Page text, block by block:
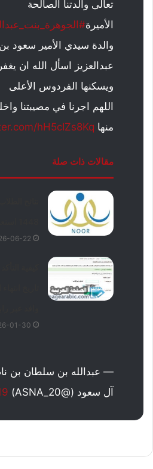
تعالى والدتنا الصالحة
الأميرة
والدة سيدي الأمير سعود
عبدالعزيز اسأل الله ان
ويسكنها الفردوس الأعلى
اللهم اجرنا في مصيبتنا
منها hH5cIZs8Kq
مقالات ذات صلة
06-22
01-30
— عبدالله بن سلطان بن
آل سعود (@ASNA_20)